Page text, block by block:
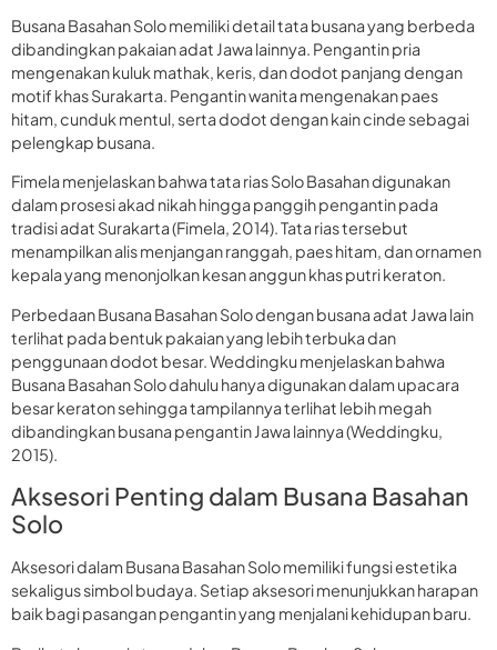
Busana Basahan Solo memiliki detail tata busana yang berbeda
dibandingkan pakaian adat Jawa lainnya. Pengantin pria
mengenakan kuluk mathak, keris, dan dodot panjang dengan
motif khas Surakarta. Pengantin wanita mengenakan paes
hitam, cunduk mentul, serta dodot dengan kain cinde sebagai
pelengkap busana.
Fimela menjelaskan bahwa tata rias Solo Basahan digunakan
dalam prosesi akad nikah hingga panggih pengantin pada
tradisi adat Surakarta (Fimela, 2014). Tata rias tersebut
menampilkan alis menjangan ranggah, paes hitam, dan ornamen
kepala yang menonjolkan kesan anggun khas putri keraton.
Perbedaan Busana Basahan Solo dengan busana adat Jawa lain
terlihat pada bentuk pakaian yang lebih terbuka dan
penggunaan dodot besar. Weddingku menjelaskan bahwa
Busana Basahan Solo dahulu hanya digunakan dalam upacara
besar keraton sehingga tampilannya terlihat lebih megah
dibandingkan busana pengantin Jawa lainnya (Weddingku,
2015).
Aksesori Penting dalam Busana Basahan
Solo
Aksesori dalam Busana Basahan Solo memiliki fungsi estetika
sekaligus simbol budaya. Setiap aksesori menunjukkan harapan
baik bagi pasangan pengantin yang menjalani kehidupan baru.